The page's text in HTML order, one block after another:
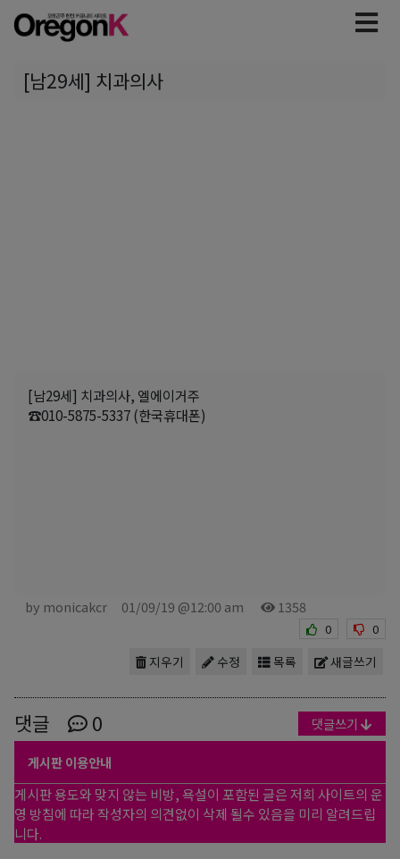
[남29세] 치과의사
[남29세] 치과의사, 엘에이거주
☎010-5875-5337 (한국휴대폰)
by monicakcr 01/09/19 @12:00 am 1358
0 0
새글쓰기
목록
수정
지우기
댓글 0 댓글쓰기
게시판 이용안내
게시판 용도와 맞지 않는 비방, 욕설이 포함된 글은 저희 사이트의 운
영 방침에 따라 작성자의 의견없이 삭제 될수 있음을 미리 알려드립
니다.